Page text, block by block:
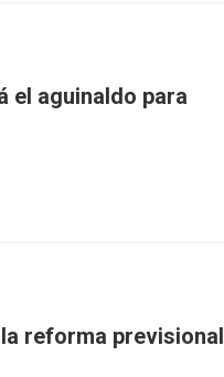
el aguinaldo para
reforma previsional